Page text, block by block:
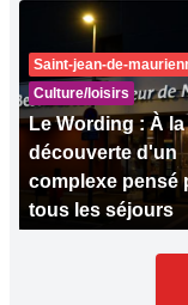
Saint-jean-de-
Culture/loisirs
Le Wording : À la
découverte d'un
complexe pensé
tous les séjours